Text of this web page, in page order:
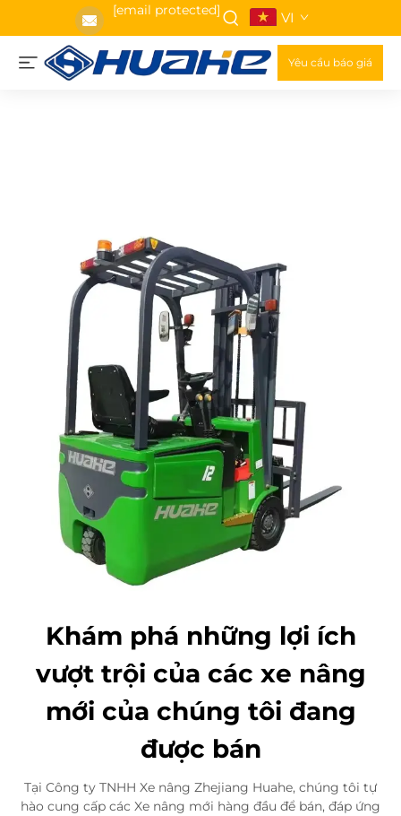
[email protected] VI
Yêu cầu báo giá
Khám phá những lợi ích
vượt trội của các xe nâng
mới của chúng tôi đang
được bán
Tại Công ty TNHH Xe nâng Zhejiang Huahe, chúng tôi tự
hào cung cấp các Xe nâng mới hàng đầu để bán, đáp ứng